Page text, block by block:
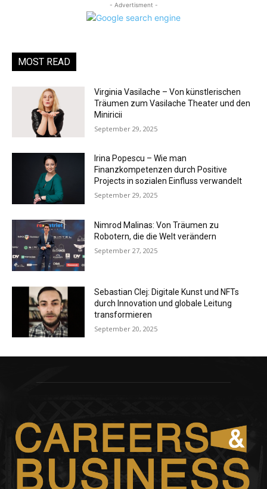
- Advertisment -
MOST READ
Virginia Vasilache – Von künstlerischen
Träumen zum Vasilache Theater und den
Miniricii
September 29, 2025
Irina Popescu – Wie man
Finanzkompetenzen durch Positive
Projects in sozialen Einfluss verwandelt
September 29, 2025
Nimrod Malinas: Von Träumen zu
Robotern, die die Welt verändern
September 27, 2025
Sebastian Clej: Digitale Kunst und NFTs
durch Innovation und globale Leitung
transformieren
September 20, 2025